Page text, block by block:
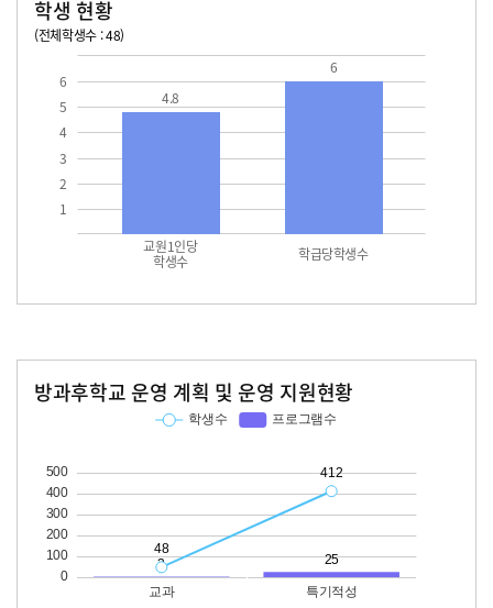
학생 현황
(전체학생수 : 48)
1
2
3
4
5
6
교원1인당
학생수 학급당학생수
4.8
6
방과후학교 운영 계획 및 운영 지원현황